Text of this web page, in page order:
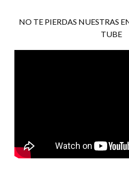
NO TE PIERDAS NUESTRAS
TUBE